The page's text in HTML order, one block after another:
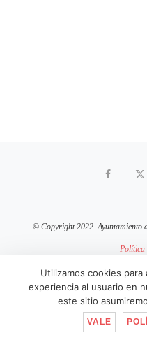
© Copyright 2022. Ayuntamiento
Política
sitio web
IR
Utilizamos cookies
experiencia al usuario en
este sitio
VALE